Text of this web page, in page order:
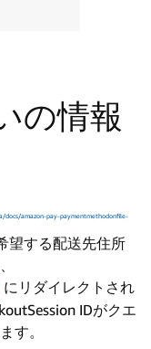
の情報
docs/amazon-pay-paymentmethodonfile-
望する配送先住所
にリダイレクトされ
IDがクエ
す。